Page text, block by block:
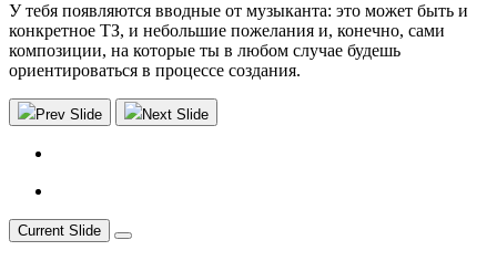
У тебя появляются вводные от музыканта: это может быть и
конкретное ТЗ, и небольшие пожелания и, конечно, сами
композиции, на которые ты в любом случае будешь
ориентироваться в процессе создания.
Prev Slide Next Slide
Current Slide